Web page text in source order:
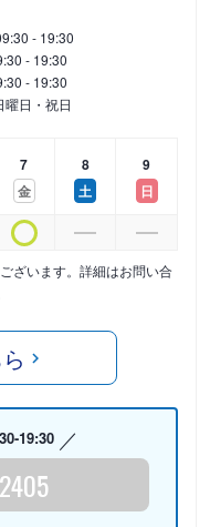
- 19:30
- 19:30
- 19:30
曜日・祝日
7
金
8
土
9
日
ざいます。詳細はお問い合
19:30